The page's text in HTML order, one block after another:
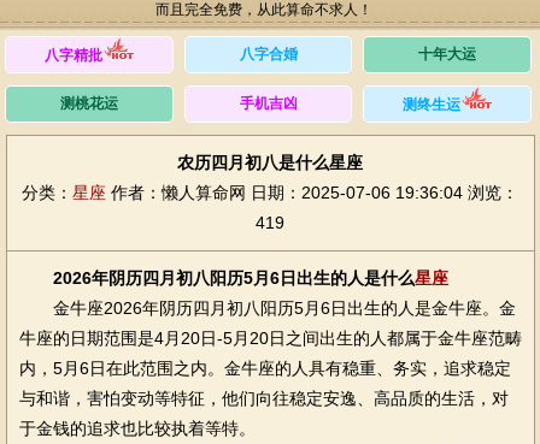
而且完全免费，从此算命不求人！
八字精批 八字合婚 十年大运
测桃花运 手机吉凶 测终生运
农历四月初八是什么星座
分类： 星座 作者：懒人算命网 日期：2025-07-06 19:36:04 浏览：
419
2026年阴历四月初八阳历5月6日出生的人是什么星座
金牛座2026年阴历四月初八阳历5月6日出生的人是金牛座。金
牛座的日期范围是4月20日-5月20日之间出生的人都属于金牛座范畴
内，5月6日在此范围之内。金牛座的人具有稳重、务实，追求稳定
与和谐，害怕变动等特征，他们向往稳定安逸、高品质的生活，对
于金钱的追求也比较执着等特。